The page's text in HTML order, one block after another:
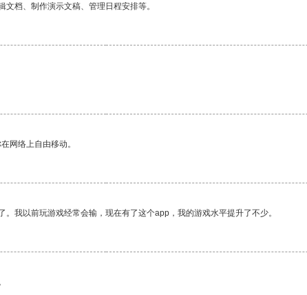
档、制作演示文稿、管理日程安排等。
网络上自由移动。
我以前玩游戏经常会输，现在有了这个app，我的游戏水平提升了不少。